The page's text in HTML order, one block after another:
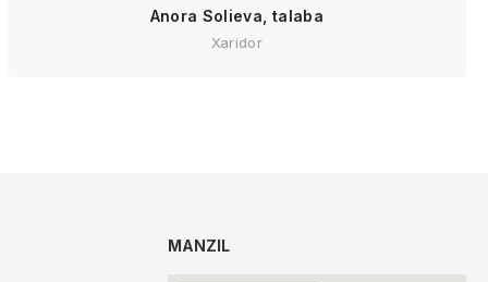
Anora Solieva, talaba
Xaridor
MANZIL